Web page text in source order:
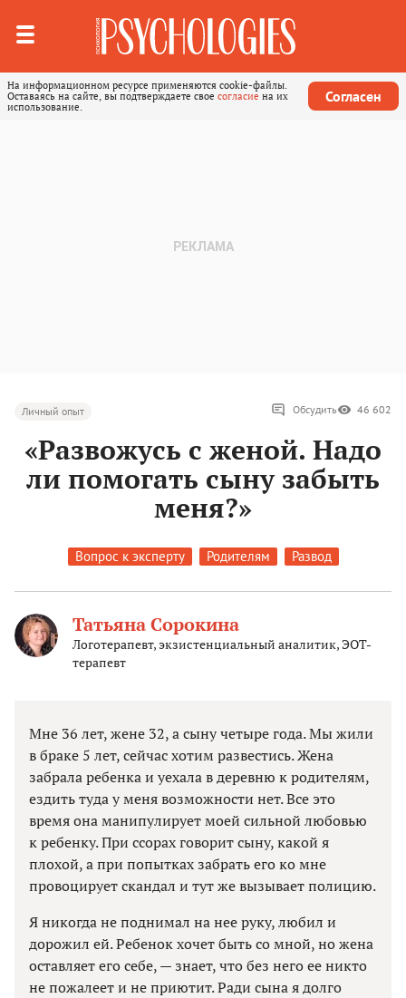
На информационном ресурсе применяются cookie-файлы.
Оставаясь на сайте, вы подтверждаете свое согласие на их
использование.
Согласен
Личный опыт Обсудить 46 602
«Развожусь с женой. Надо
ли помогать сыну забыть
меня?»
Вопрос к эксперту Родителям Развод
Татьяна Сорокина
Логотерапевт, экзистенциальный аналитик, ЭОТ-
терапевт
Мне 36 лет, жене 32, а сыну четыре года. Мы жили
в браке 5 лет, сейчас хотим развестись. Жена
забрала ребенка и уехала в деревню к родителям,
ездить туда у меня возможности нет. Все это
время она манипулирует моей сильной любовью
к ребенку. При ссорах говорит сыну, какой я
плохой, а при попытках забрать его ко мне
провоцирует скандал и тут же вызывает полицию.
Я никогда не поднимал на нее руку, любил и
дорожил ей. Ребенок хочет быть со мной, но жена
оставляет его себе, — знает, что без него ее никто
не пожалеет и не приютит. Ради сына я долго